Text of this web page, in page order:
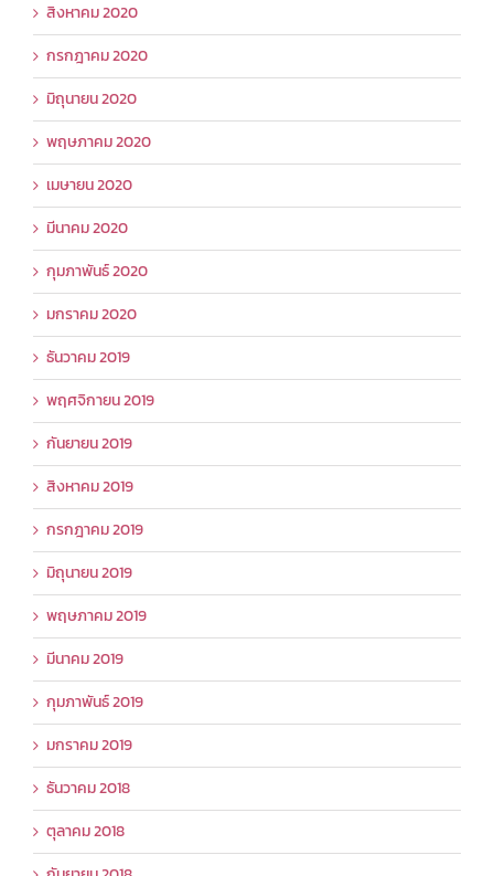
สิงหาคม 2020
กรกฎาคม 2020
มิถุนายน 2020
พฤษภาคม 2020
เมษายน 2020
มีนาคม 2020
กุมภาพันธ์ 2020
มกราคม 2020
ธันวาคม 2019
พฤศจิกายน 2019
กันยายน 2019
สิงหาคม 2019
กรกฎาคม 2019
มิถุนายน 2019
พฤษภาคม 2019
มีนาคม 2019
กุมภาพันธ์ 2019
มกราคม 2019
ธันวาคม 2018
ตุลาคม 2018